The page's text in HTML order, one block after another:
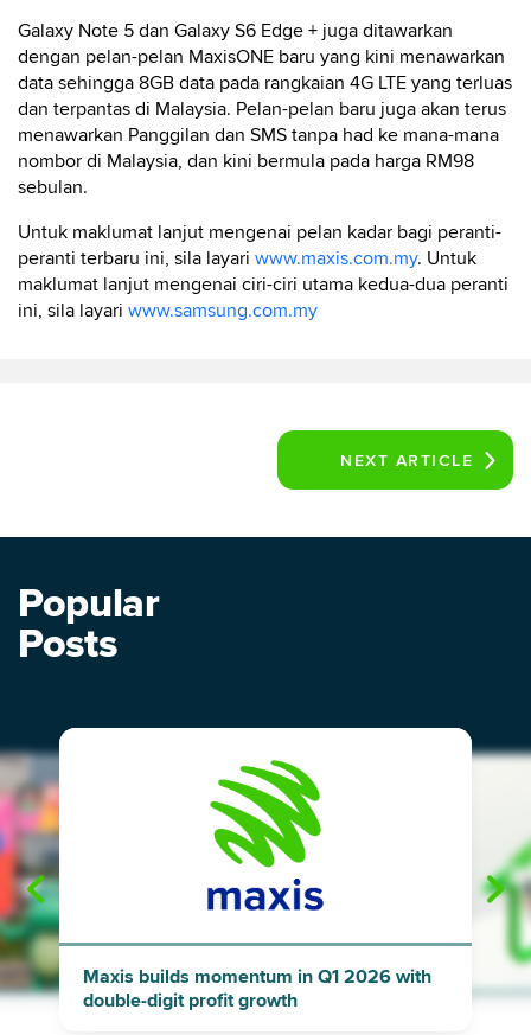
Galaxy Note 5 dan Galaxy S6 Edge + juga ditawarkan
dengan pelan-pelan MaxisONE baru yang kini menawarkan
data sehingga 8GB data pada rangkaian 4G LTE yang terluas
dan terpantas di Malaysia. Pelan-pelan baru juga akan terus
menawarkan Panggilan dan SMS tanpa had ke mana-mana
nombor di Malaysia, dan kini bermula pada harga RM98
sebulan.
Untuk maklumat lanjut mengenai pelan kadar bagi peranti-
peranti terbaru ini, sila layari www.maxis.com.my. Untuk
maklumat lanjut mengenai ciri-ciri utama kedua-dua peranti
ini, sila layari www.samsung.com.my
NEXT ARTICLE
Popular
Posts
"
Maxis builds momentum in Q1 2026 with
double-digit profit growth